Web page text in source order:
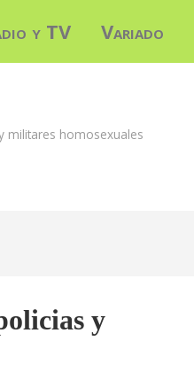
y TV Variado
militares homosexuales
y